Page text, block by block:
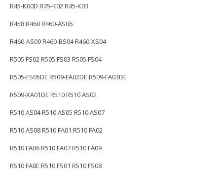
R45-K00D R45-K02 R45-K03
R458 R460 R460-AS06
R460-AS09 R460-BS04 R460-XS04
R505 FS02 R505 FS03 R505 FS04
R505-FS05DE R509-FA02DE R509-FA03DE
R509-XA01DE R510 R510 AS02
R510 AS04 R510 AS05 R510 AS07
R510 AS08 R510 FA01 R510 FA02
R510 FA06 R510 FA07 R510 FA09
R510 FA0E R510 FS01 R510 FS08